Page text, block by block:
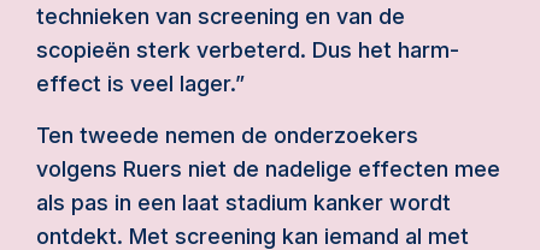
technieken van screening en van de
scopieën sterk verbeterd. Dus het harm-
effect is veel lager.”
Ten tweede nemen de onderzoekers
volgens Ruers niet de nadelige effecten mee
als pas in een laat stadium kanker wordt
ontdekt. Met screening kan iemand al met